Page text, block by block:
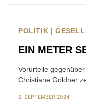
POLITIK |
EIN METER
Vorurteile
Christiane Göldner
2. SEPTEMBER 2024